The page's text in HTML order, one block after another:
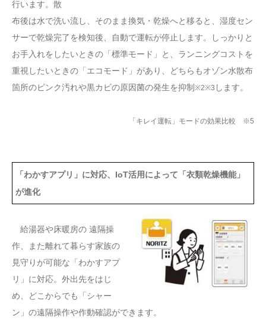
行います。散
布後は水で洗い流し、そのまま換気・乾燥へと移ると、湿度セン
サーで乾燥完了を検知後、自動で運転が停止します。しっかりと
お手入れをしたいときの「標準モード」と、ランニングコストを
重視したいときの「エコモード」があり、どちらもオゾン水散布
箇所のピンク汚れや黒カビの原因菌の発生を抑制 ※2※3 します。
「キレイ運転」モードの効果比較 ※5
「わかすアプリ」に対応、IoT活用によって「衣類乾燥機能」
が進化
給湯器や床暖房の 遠隔操
作、また離れて暮らす家族の
見守りが可能な「わかすアプ
リ」に対応。外出先をはじ
め、どこからでも「シャー
ン」の遠隔操作や作動確認ができます。